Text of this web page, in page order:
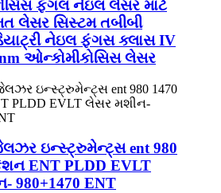
ફંગલ નેઇલ લેસર માટે
લેસર સિસ્ટમ તબીબી
નેઇલ ફંગસ ક્લાસ IV
ઓન્કોમીકોસિસ લેસર
ઇન્સ્ટ્રુમેન્ટ્સ ent 980
ENT PLDD EVLT
980+1470 ENT